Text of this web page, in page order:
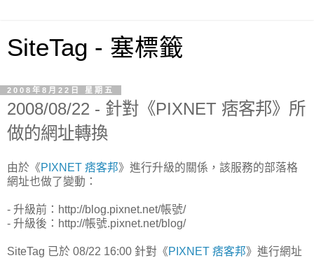
SiteTag - 塞標籤
2008年8月22日 星期五
2008/08/22 - 針對《PIXNET 痞客邦》所
做的網址轉換
由於《PIXNET 痞客邦》進行升級的關係，該服務的部落格
網址也做了變動：
- 升級前：http://blog.pixnet.net/帳號/
- 升級後：http://帳號.pixnet.net/blog/
SiteTag 已於 08/22 16:00 針對《PIXNET 痞客邦》進行網址